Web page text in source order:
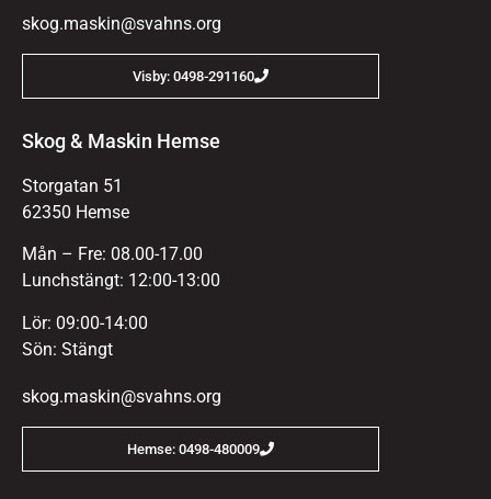
skog.maskin@svahns.org
Visby: 0498-291160
Skog & Maskin Hemse
Storgatan 51
62350 Hemse
Mån – Fre: 08.00-17.00
Lunchstängt: 12:00-13:00
Lör: 09:00-14:00
Sön: Stängt
skog.maskin@svahns.org
Hemse: 0498-480009